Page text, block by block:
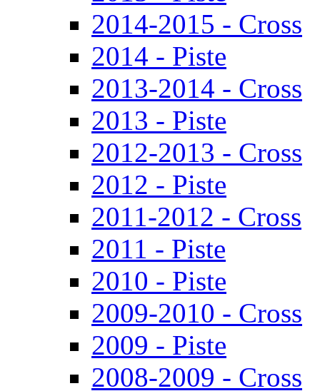
2014-2015 - Cross
2014 - Piste
2013-2014 - Cross
2013 - Piste
2012-2013 - Cross
2012 - Piste
2011-2012 - Cross
2011 - Piste
2010 - Piste
2009-2010 - Cross
2009 - Piste
2008-2009 - Cross